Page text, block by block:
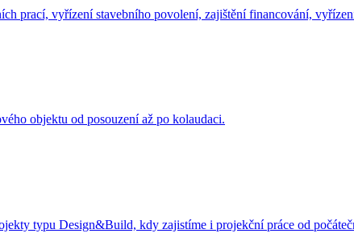
prací, vyřízení stavebního povolení, zajištění financování,
objektu od posouzení až po kolaudaci.
typu Design&Build, kdy zajistíme i projekční práce od